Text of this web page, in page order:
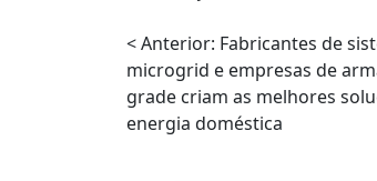
< Anterior: Fabricantes de
microgrid e empresas de
grade criam as melhores
energia doméstica